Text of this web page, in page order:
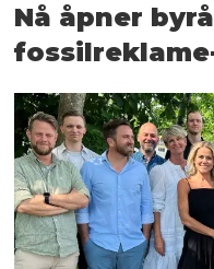
Nå åpner